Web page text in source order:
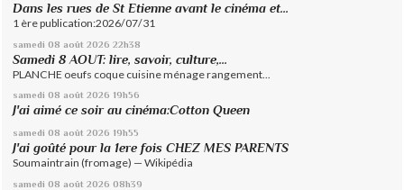
Dans les rues de St Etienne avant le cinéma et...
1 ère publication:2026/07/31
samedi 08 août 2026 22h38
Samedi 8 AOUT: lire, savoir, culture,...
PLANCHE oeufs coque cuisine ménage rangement...
samedi 08 août 2026 19h56
J'ai aimé ce soir au cinéma:Cotton Queen
samedi 08 août 2026 19h55
J'ai goûté pour la 1ere fois CHEZ MES PARENTS
Soumaintrain (fromage) — Wikipédia
samedi 08 août 2026 08h39